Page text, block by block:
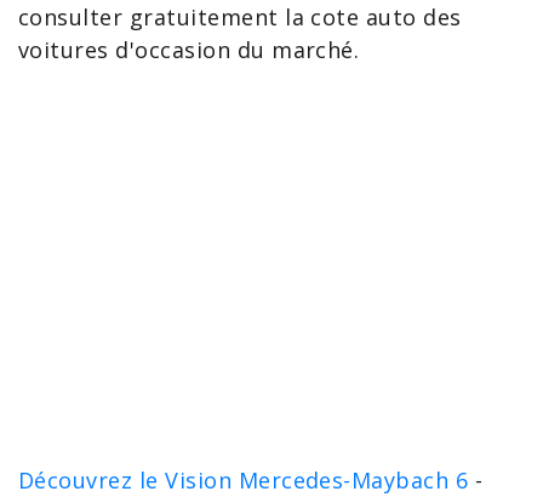
consulter gratuitement la cote auto des
voitures d'occasion du marché.
Découvrez le Vision Mercedes-Maybach 6 -